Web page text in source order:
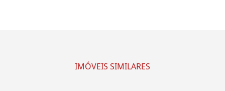
IMÓVEIS SIMILARES